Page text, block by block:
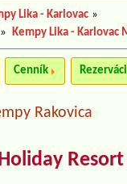
Lika - Karlovac »
» Kempy Lika - Karlovac
Cenník
Rakovica